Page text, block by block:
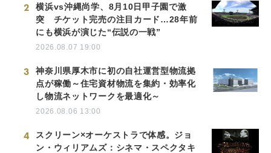
2
横浜vs沖縄尚学、8月10日甲子園で激
突 チケット完売の注目カード…28年前
にも横浜が演じた“伝説の一戦”
2026.08.07 19:00
3
神奈川県厚木市に初の自社運営型物流拠
点が稼働～住宅資材物流を集約・効率化
し物流ネットワークを最適化～
2026.08.06 13:00
4
スクリーン×オーケストラで体感。ジョ
ン・ウィリアムズ：シネマ・スペクタキ